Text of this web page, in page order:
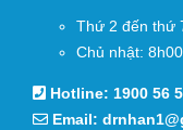
Thứ 2 đến thứ
Chủ nhật:
Hotline: 1900 56
Email: